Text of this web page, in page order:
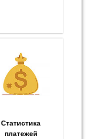
Статистика
платежей